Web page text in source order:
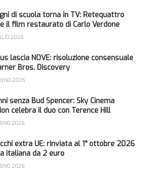
di scuola torna in TV: Retequattro
il film restaurato di Carlo Verdone
2026
lascia NOVE: risoluzione consensuale
Bros. Discovery
2026
senza Bud Spencer: Sky Cinema
celebra il duo con Terence Hill
2026
extra UE: rinviata al 1° ottobre 2026
italiana da 2 euro
2026